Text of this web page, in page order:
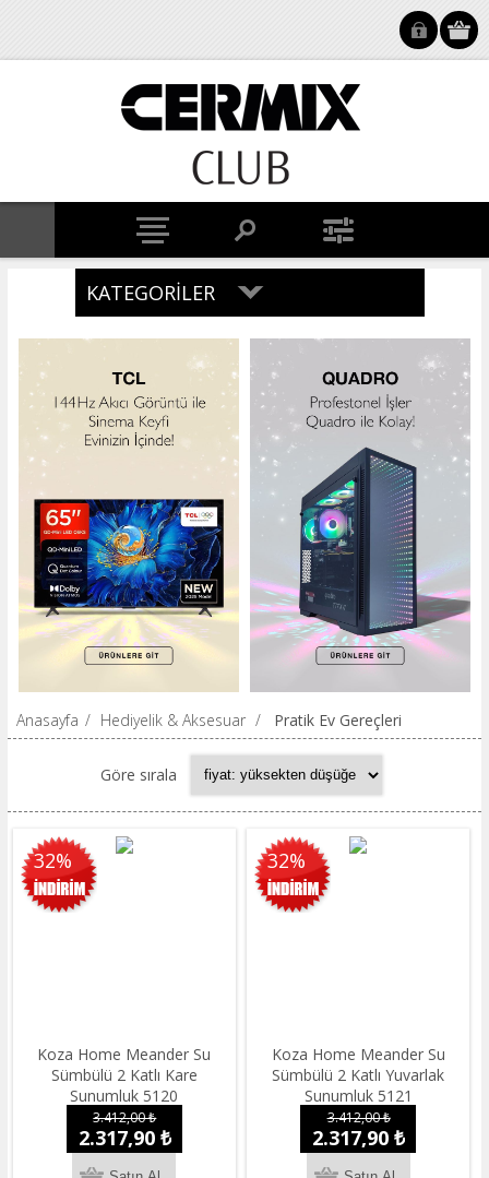
KATEGORILER
Anasayfa / Hediyelik & Aksesuar / Pratik Ev Gereçleri
Göre sırala
32%
Koza Home Meander Su
Sümbülü 2 Katlı Kare
Sunumluk 5120
3.412,00 ₺
2.317,90 ₺
32%
Koza Home Meander Su
Sümbülü 2 Katlı Yuvarlak
Sunumluk 5121
3.412,00 ₺
2.317,90 ₺